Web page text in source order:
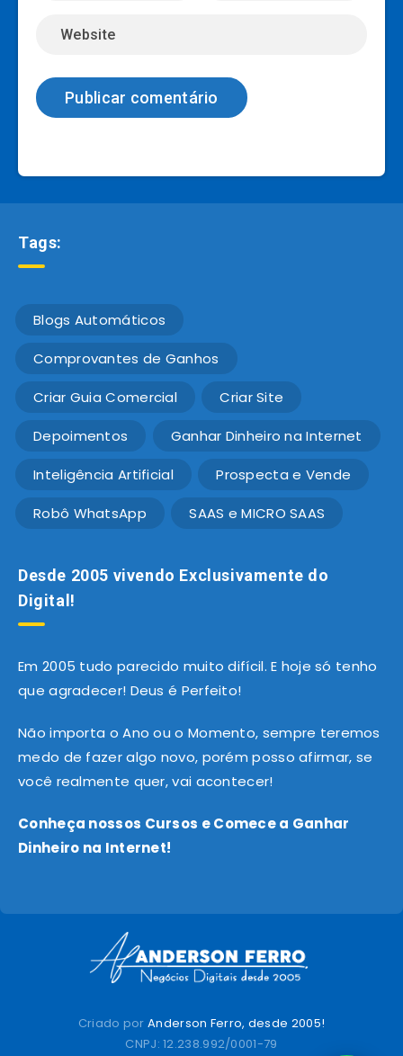
Tags:
Blogs Automáticos
Comprovantes de Ganhos
Criar Guia Comercial Criar Site
Depoimentos Ganhar Dinheiro na Internet
Inteligência Artificial Prospecta e Vende
Robô WhatsApp SAAS e MICRO SAAS
Desde 2005 vivendo Exclusivamente do
Digital!
Em 2005 tudo parecido muito difícil. E hoje só tenho
que agradecer! Deus é Perfeito!
Não importa o Ano ou o Momento, sempre teremos
medo de fazer algo novo, porém posso afirmar, se
você realmente quer, vai acontecer!
Conheça nossos Cursos e Comece a Ganhar
Dinheiro na Internet!
Criado porAnderson Ferro, desde 2005!
CNPJ: 12.238.992/0001-79